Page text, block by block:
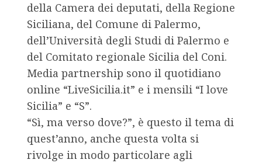
della Camera dei deputati, della Regione
Siciliana, del Comune di Palermo,
dell’Università degli Studi di Palermo e
del Comitato regionale Sicilia del Coni.
Media partnership sono il quotidiano
online “LiveSicilia.it” e i mensili “I love
Sicilia” e “S”.
“Sì, ma verso dove?”, è questo il tema di
quest’anno, anche questa volta si
rivolge in modo particolare agli